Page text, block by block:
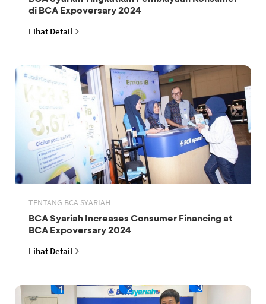
di BCA Expoversary 2024
Lihat Detail
TENTANG BCA SYARIAH
BCA Syariah Increases Consumer Financing at
BCA Expoversary 2024
Lihat Detail